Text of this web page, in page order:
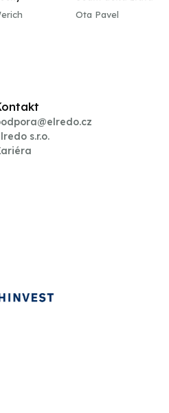
Ota Pavel
s.r.o.